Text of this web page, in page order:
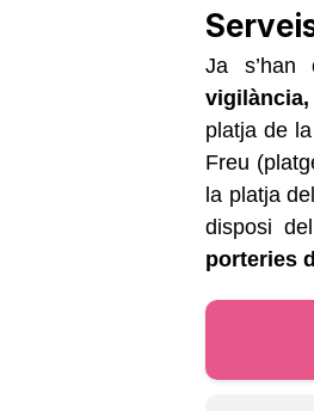
Ja s’han
platja de
Freu
la platja
disposi
porteries